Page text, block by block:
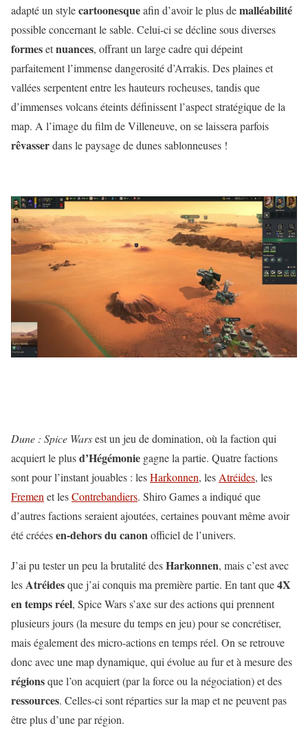
adapté un stylecartoonesqueafin d’avoir le plus demalléabilité
possible concernant le sable. Celui-ci se décline sous diverses
formesetnuances, offrant un large cadre qui dépeint
parfaitement l’immense dangerosité d’Arrakis. Des plaines et
vallées serpentent entre les hauteurs rocheuses, tandis que
d’immenses volcans éteints définissent l’aspect stratégique de la
map. A l’image du film de Villeneuve, on se laissera parfois
rêvasserdans le paysage de dunes sablonneuses !
Dune : Spice Warsest un jeu de domination, où la faction qui
acquiert le plusd’Hégémonie gagne la partie. Quatre factions
sont pour l’instant jouables : lesHarkonnen, les Atréides, les
Fremen et lesContrebandiers. Shiro Games a indiqué que
d’autres factions seraient ajoutées, certaines pouvant même avoir
été crééesen-dehors du canonofficiel de l’univers.
J’ai pu tester un peu la brutalité desHarkonnen, mais c’est avec
lesAtréidesque j’ai conquis ma première partie. En tant que4X
en temps réel, Spice Wars s’axe sur des actions qui prennent
plusieurs jours (la mesure du temps en jeu) pour se concrétiser,
mais également des micro-actions en temps réel. On se retrouve
donc avec une map dynamique, qui évolue au fur et à mesure des
régionsque l’on acquiert (par la force ou la négociation) et des
ressources. Celles-ci sont réparties sur la map et ne peuvent pas
être plus d’une par région.